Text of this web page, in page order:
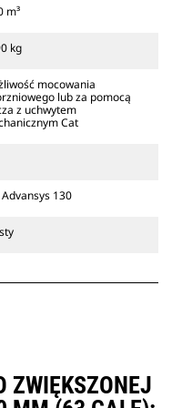
operatora.
z gąsienicowymi
Dostępne są
o szerokościach do
CW
Specjalne złącza CW
służy do
m³
kg
mocowania
lub za pomocą
z uchwytem
Cat
130
ZWIĘKSZONEJ